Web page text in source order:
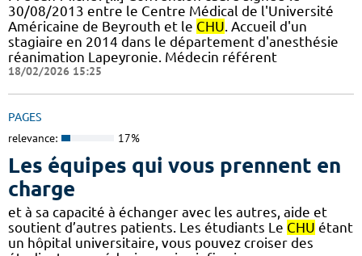
30/08/2013 entre le Centre Médical de l'Université
Américaine de Beyrouth et le CHU. Accueil d'un
stagiaire en 2014 dans le département d'anesthésie
réanimation Lapeyronie. Médecin référent
18/02/2026 15:25
PAGES
relevance: 17%
Les équipes qui vous prennent en
charge
et à sa capacité à échanger avec les autres, aide et
soutient d’autres patients. Les étudiants Le CHU étant
un hôpital universitaire, vous pouvez croiser des